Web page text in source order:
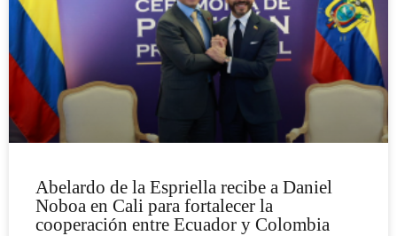
Abelardo de la Espriella recibe a Daniel
Noboa en Cali para fortalecer la
cooperación entre Ecuador y Colombia